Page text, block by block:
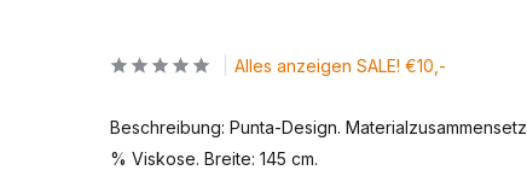
anlegen
Alles anzeigen SALE! €10,-
Beschreibung: Punta-Design.
% Viskose. Breite: 145 cm.